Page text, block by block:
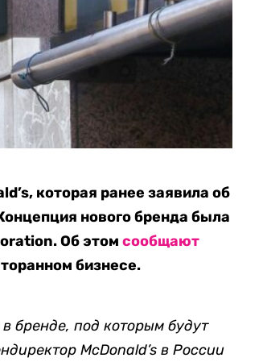
которая ранее заявила об
нового бренда была
Об этомсообщают
бизнесе.
бренде, под которым будут
McDonald’s в России